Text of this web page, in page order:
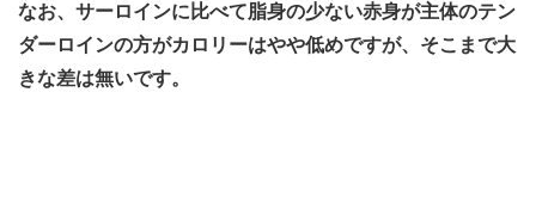
なお、サーロインに比べて脂身の少ない赤身が主体のテン
ダーロインの方がカロリーはやや低めですが、そこまで大
きな差は無いです。